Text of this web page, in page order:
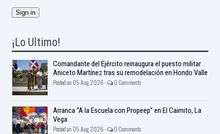
¡Lo Ultimo!
Comandante del Ejército reinaugura el puesto militar
Aniceto Martínez tras su remodelación en Hondo Valle
Posted on 05 Aug 2026 - 0 Comments
Arranca “A la Escuela con Propeep” en El Caimito, La
Vega
Posted on 05 Aug 2026 - 0 Comments